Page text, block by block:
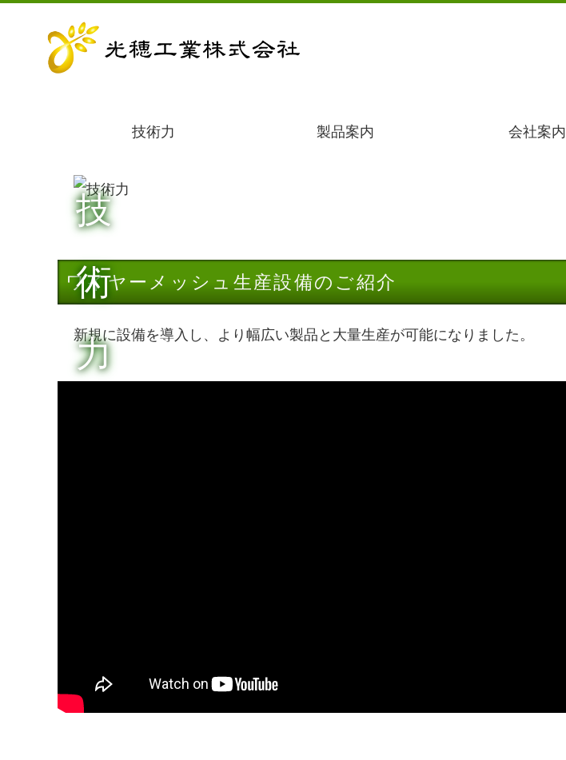
技術力 製品案内 会社案内
技
術
力
ワイヤーメッシュ生産設備のご紹介
新規に設備を導入し、より幅広い製品と大量生産が可能になりました。